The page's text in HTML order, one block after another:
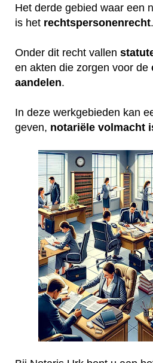
Het derde gebied waar een
is het rechtspersonenrecht.
Onder dit recht vallen
en akten die zorgen voor de
aandelen.
In deze werkgebieden kan
geven, notariële volmacht